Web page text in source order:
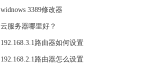
widnows 3389修改器
云服务器哪里好？
192.168.3.1路由器如何设置
192.168.2.1路由器怎么设置